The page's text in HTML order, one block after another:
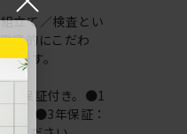
立て／検査とい
底的にこだわ
ます。
ー保証付き。●1
部 ●3年保証：